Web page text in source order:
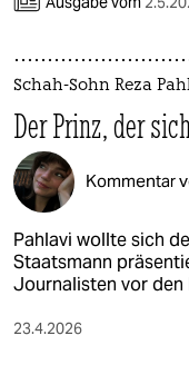
Schah-Sohn Reza
Der Prinz, der
Kommentar
Pahlavi wollte sich
Staatsmann
Jour­na­lis­ten vor den
23.4.2026